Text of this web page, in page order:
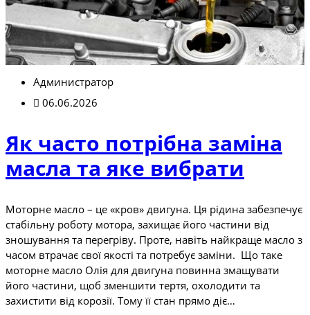
Администратор
06.06.2026
Як часто потрібна заміна
масла та яке вибрати
Моторне масло – це «кров» двигуна. Ця рідина забезпечує
стабільну роботу мотора, захищає його частини від
зношування та перегріву. Проте, навіть найкраще масло з
часом втрачає свої якості та потребує заміни. Що таке
моторне масло Олія для двигуна повинна змащувати
його частини, щоб зменшити тертя, охолодити та
захистити від корозії. Тому її стан прямо діє…